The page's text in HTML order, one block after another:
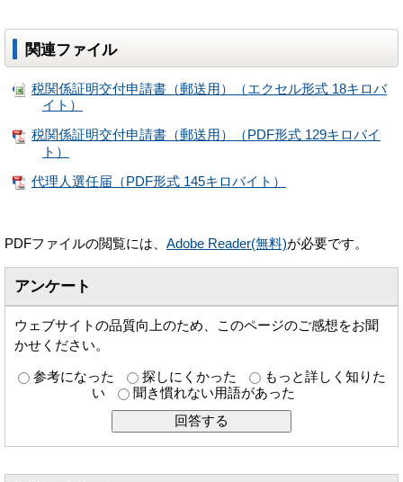
関連ファイル
税関係証明交付申請書（郵送用）（エクセル形式 18キロバ
イト）
税関係証明交付申請書（郵送用）（PDF形式 129キロバイ
ト）
代理人選任届（PDF形式 145キロバイト）
PDFファイルの閲覧には、 Adobe Reader(無料)が必要です。
アンケート
ウェブサイトの品質向上のため、このページのご感想をお聞
かせください。
参考になった 探しにくかった
もっと詳しく知りた
い
聞き慣れない用語があった